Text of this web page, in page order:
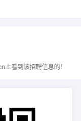
上看到该招聘信息的！